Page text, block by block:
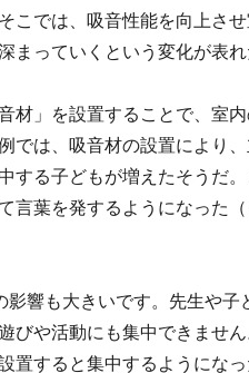
こでは、吸音性能を向上さ
まっていくという変化が表れ
材」を設置することで、室
では、吸音材の設置により
する子どもが増えたそうだ
言葉を発するようになった
影響も大きいです。先生や
びや活動にも集中できませ
置すると集中するようにな